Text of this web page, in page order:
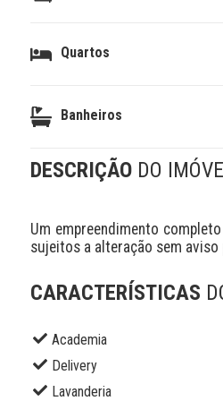
Quartos
Banheiros
DESCRIÇÃO DO
Um empreendimento
sujeitos a alteração sem aviso
CARACTERÍSTICAS
Academia
Delivery
Lavanderia